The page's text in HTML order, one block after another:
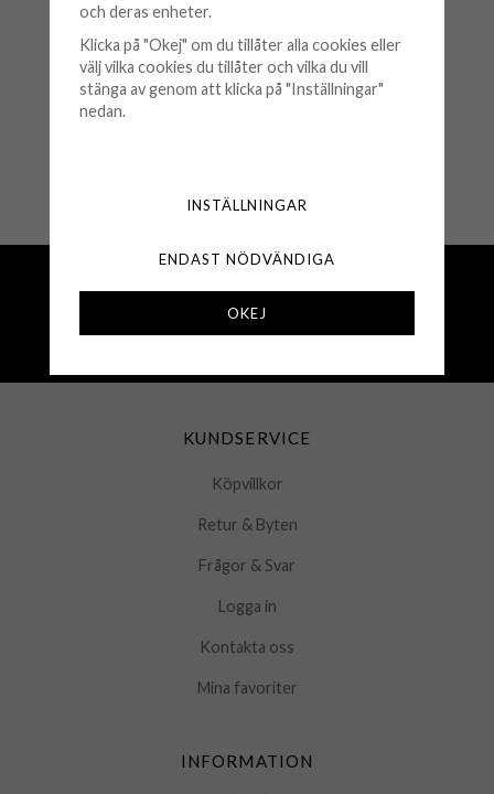
20 kr
Fri frakt över 500 kr
KUNDSERVICE
Köpvillkor
Retur & Byten
Frågor & Svar
Logga in
Kontakta oss
Mina favoriter
INFORMATION
och deras enheter.
Klicka på "Okej" om du tillåter alla cookies eller
välj vilka cookies du tillåter och vilka du vill
stänga av genom att klicka på "Inställningar"
nedan.
INSTÄLLNINGAR
ENDAST NÖDVÄNDIGA
OKEJ